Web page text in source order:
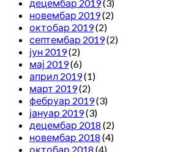
децембар 2019(3)
новембар 2019(2)
октобар 2019(2)
септембар 2019(2)
јун 2019(2)
мај 2019(6)
април 2019(1)
март 2019(2)
фебруар 2019(3)
јануар 2019(3)
децембар 2018 (2)
новембар 2018 (4)
октобар 2018 (4)